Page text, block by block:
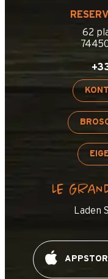
62
LE
Laden